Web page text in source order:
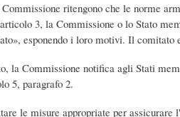
Commissione ritengono che le norme
3, la Commissione o lo Stato
esponendo i loro motivi. Il comitato
la Commissione notifica agli Stati
5, paragrafo 2.
le misure appropriate per